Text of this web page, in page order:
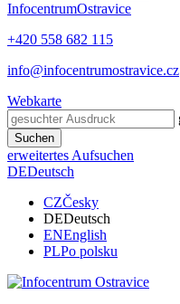
InfocentrumOstravice
+420 558 682 115
info@infocentrumostravice.cz
Webkarte
Suchen
erweitertes Aufsuchen
DEDeutsch
CZČesky
DEDeutsch
ENEnglish
PLPo polsku